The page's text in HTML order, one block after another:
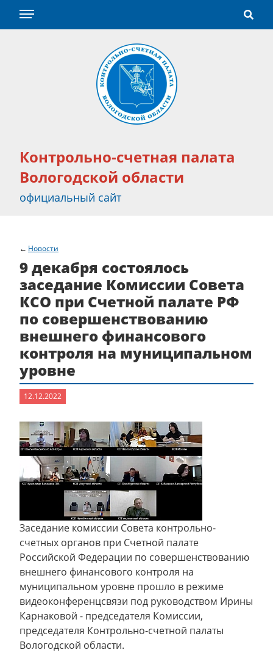
Контрольно-счетная палата
Вологодской области
официальный сайт
Новости
9 декабря состоялось
заседание Комиссии Совета
КСО при Счетной палате РФ
по совершенствованию
внешнего финансового
контроля на муниципальном
уровне
12.12.2022
Заседание комиссии Совета контрольно-
счетных органов при Счетной палате
Российской Федерации по совершенствованию
внешнего финансового контроля на
муниципальном уровне прошло в режиме
видеоконференцсвязи под руководством Ирины
Карнаковой - председателя Комиссии,
председателя Контрольно-счетной палаты
Вологодской области.